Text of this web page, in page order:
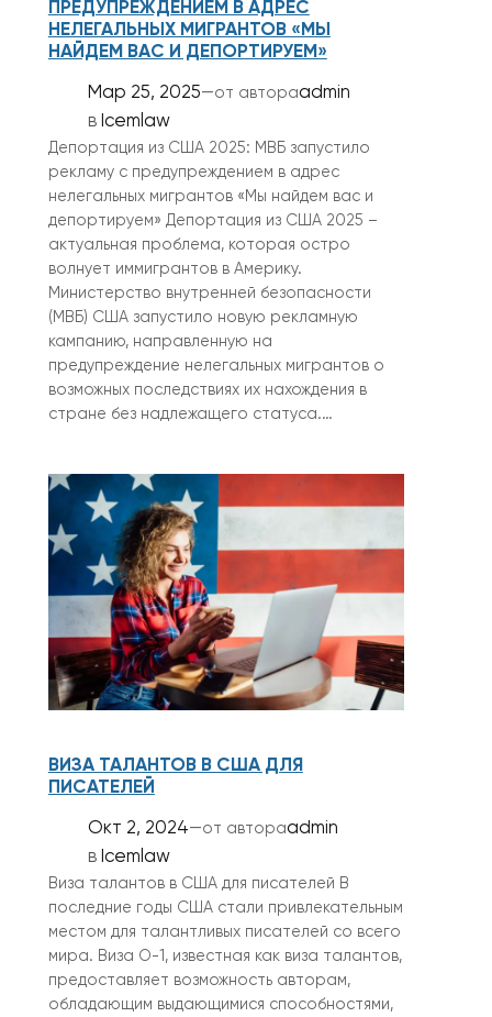
ПРЕДУПРЕЖДЕНИЕМ В АДРЕС
НЕЛЕГАЛЬНЫХ МИГРАНТОВ «МЫ
НАЙДЕМ ВАС И ДЕПОРТИРУЕМ»
Мар 25, 2025—от автораadmin
в Icemlaw
Депортация из США 2025: МВБ запустило
рекламу с предупреждением в адрес
нелегальных мигрантов «Мы найдем вас и
депортируем» Депортация из США 2025 –
актуальная проблема, которая остро
волнует иммигрантов в Америку.
Министерство внутренней безопасности
(МВБ) США запустило новую рекламную
кампанию, направленную на
предупреждение нелегальных мигрантов о
возможных последствиях их нахождения в
стране без надлежащего статуса.…
ВИЗА ТАЛАНТОВ В США ДЛЯ
ПИСАТЕЛЕЙ
Окт 2, 2024—от автораadmin
в Icemlaw
Виза талантов в США для писателей В
последние годы США стали привлекательным
местом для талантливых писателей со всего
мира. Виза O-1, известная как виза талантов,
предоставляет возможность авторам,
обладающим выдающимися способностями,